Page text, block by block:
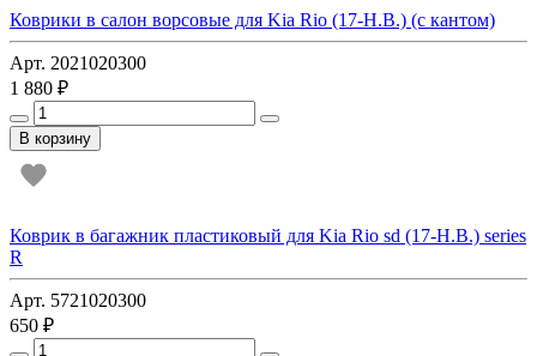
Коврики в салон ворсовые для Kia Rio (17-Н.В.) (с кантом)
Арт. 2021020300
1 880 ₽
В корзину
Коврик в багажник пластиковый для Kia Rio sd (17-Н.В.) series
R
Арт. 5721020300
650 ₽